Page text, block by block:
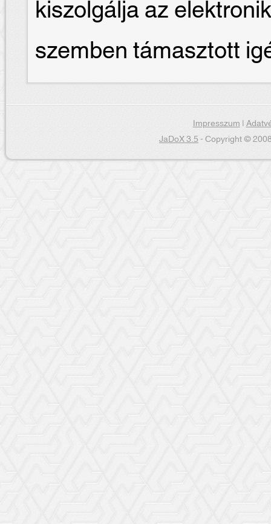
kiszolgálja az
szemben támasztott
Impresszum|
JaDoX 3.5- Copyright ©